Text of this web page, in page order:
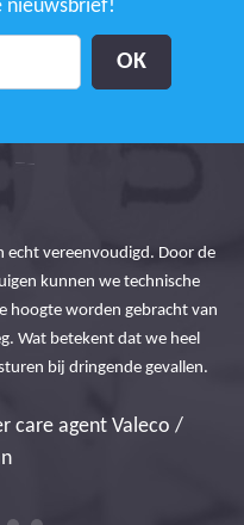
nieuwsbrief!
echt vereenvoudigd. Door de
kunnen we technische
hoogte worden gebracht van
Wat betekent dat we heel
bij dringende gevallen.
care agent Valeco /